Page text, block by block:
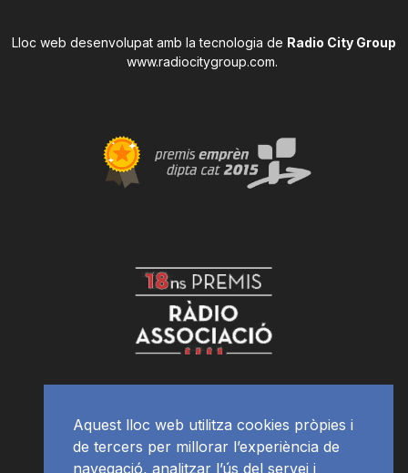
Lloc web desenvolupat amb la tecnologia de Radio City Group
www.radiocitygroup.com.
Aquest lloc web utilitza cookies pròpies i
de tercers per millorar l’experiència de
navegació, analitzar l’ús del servei i